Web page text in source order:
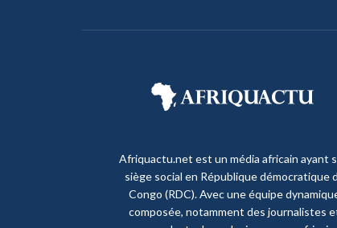
Afriquactu.net est un média africain ayant
siège social en République démocratique
Congo (RDC). Avec une équipe
composée, notamment des journalistes